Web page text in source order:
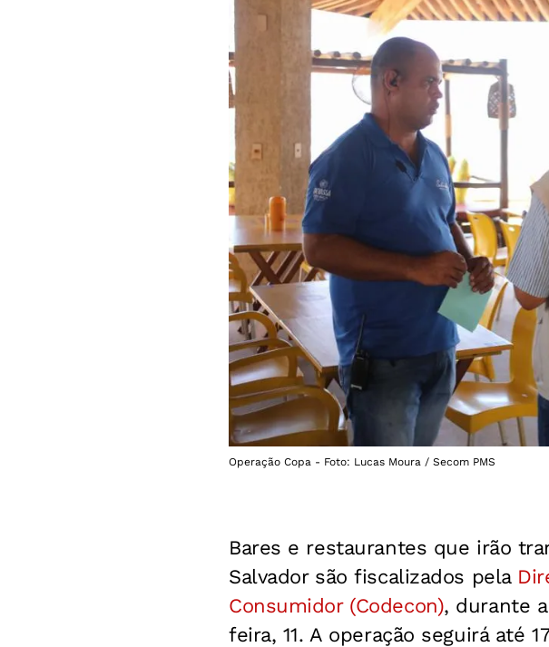
Operação Copa - Foto: Lucas Moura / Secom PMS
Bares e restaurantes que irão
Salvador são fiscalizados pela
Consumidor (Codecon), durante a
feira, 11. A operação seguirá até